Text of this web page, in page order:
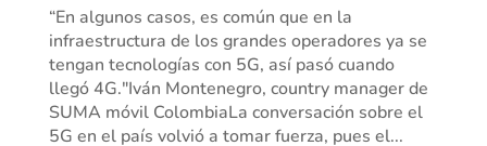
“En algunos casos, es común que en la
infraestructura de los grandes operadores ya se
tengan tecnologías con 5G, así pasó cuando
llegó 4G."Iván Montenegro, country manager de
SUMA móvil ColombiaLa conversación sobre el
5G en el país volvió a tomar fuerza, pues el...